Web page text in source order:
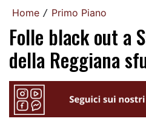
Home / Primo Piano
Folle black out a
della Reggiana